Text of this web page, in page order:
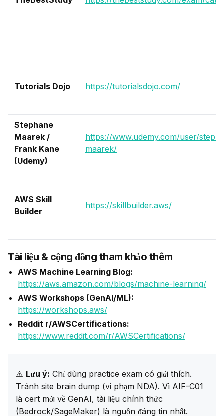
Tutorials Dojo https://tutorialsdojo.com/
Stephane
Maarek /
Frank Kane
(Udemy)
https://www.udemy.com/user/
maarek/
AWS Skill
Builder
https://skillbuilder.aws/
Tài liệu & cộng đồng tham khảo thêm
AWS Machine Learning Blog:
https://aws.amazon.com/blogs/machine-learning/
AWS Workshops (GenAI/ML):
https://workshops.aws/
Reddit r/AWSCertifications:
https://www.reddit.com/r/AWSCertifications/
⚠️ Lưu ý: Chỉ dùng practice exam có giải thích.
Tránh site brain dump (vi phạm NDA). Vì AIF-C01
là cert mới về GenAI, tài liệu chính thức
(Bedrock/SageMaker) là nguồn đáng tin nhất.